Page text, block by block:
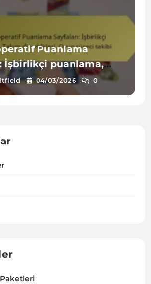
Puanlama
İşbirlikçi puanlama,
Oyun süreci
04/03/2026 0